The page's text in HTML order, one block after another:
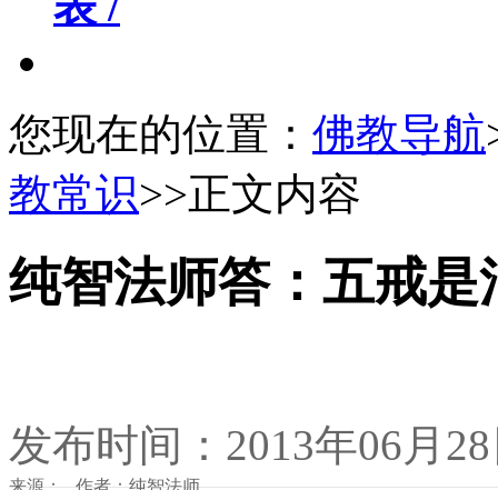
您现在的位置： 佛教导航
教常识>>正文内容
纯智法师答：五戒
发布时间：2013年06月
来源： 作者：纯智法师